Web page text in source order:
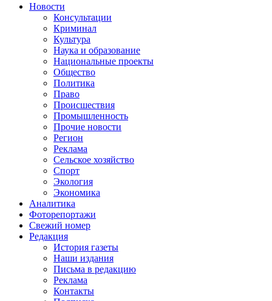
Новости
Консультации
Криминал
Культура
Наука и образование
Национальные проекты
Общество
Политика
Право
Происшествия
Промышленность
Прочие новости
Регион
Реклама
Сельское хозяйство
Спорт
Экология
Экономика
Аналитика
Фоторепортажи
Свежий номер
Редакция
История газеты
Наши издания
Письма в редакцию
Реклама
Контакты